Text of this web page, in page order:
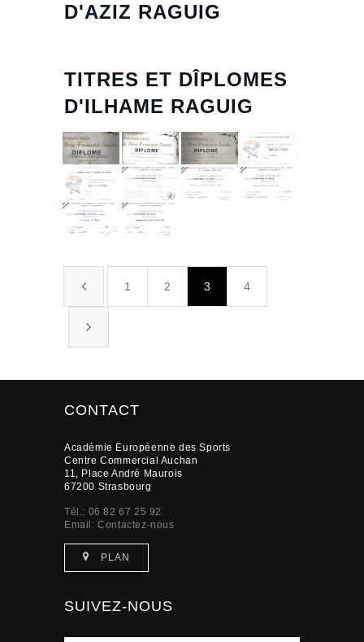
D'AZIZ RAGUIG
TITRES ET DÎPLOMES
D'ILHAME RAGUIG
1 2 3 4
CONTACT
Académie Européenne des Sports
Centre Commercial Auchan
11, Place André Maurois
67200 Strasbourg
Tél.: 06 82 67 25 92
Email:Contactez-nous
PLAN
SUIVEZ-NOUS